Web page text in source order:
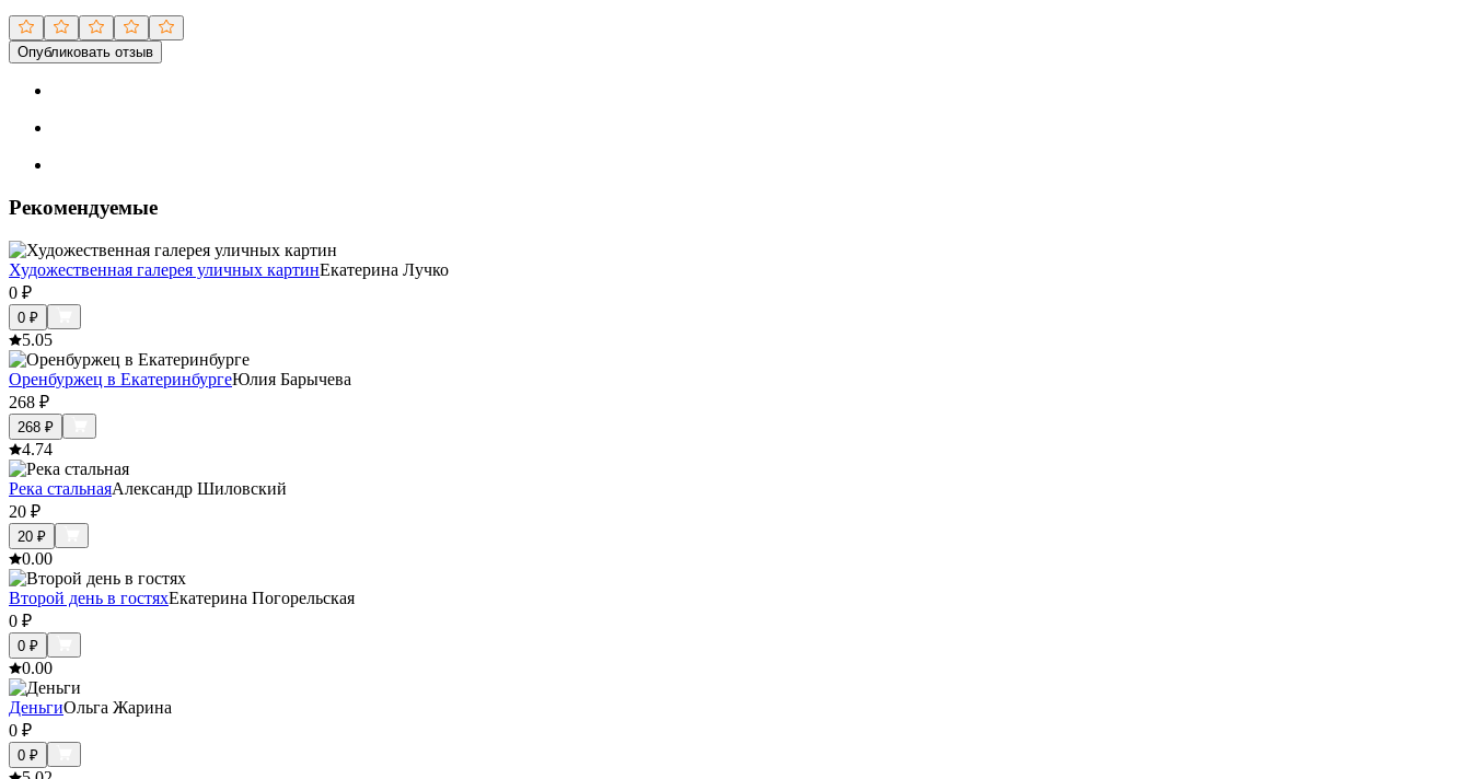
Опубликовать отзыв
Рекомендуемые
Художественная галерея уличных картинЕкатерина Лучко
0 ₽
0 ₽
5.05
Оренбуржец в ЕкатеринбургеЮлия Барычева
268 ₽
268 ₽
4.74
Река стальнаяАлександр Шиловский
20 ₽
20 ₽
0.00
Второй день в гостяхЕкатерина Погорельская
0 ₽
0 ₽
0.00
ДеньгиОльга Жарина
0 ₽
0 ₽